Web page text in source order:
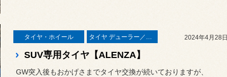
タイヤ・ホイール タイヤ デューラー／アレンザ 2024年4月28日
SUV専用タイヤ【ALENZA】
GW突入後もおかげさまでタイヤ交換が続いておりますが、